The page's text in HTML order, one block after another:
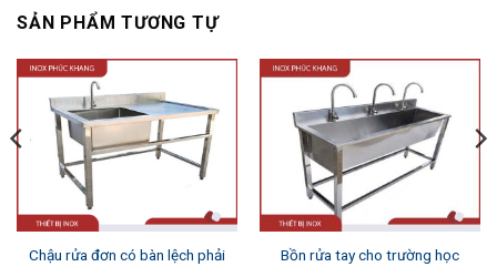
SẢN PHẨM TƯƠNG TỰ
Chậu rửa đơn có bàn lệch phải Bồn rửa tay cho trường học